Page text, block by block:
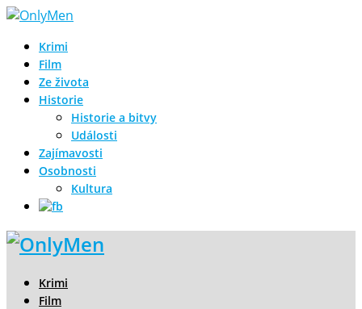
Krimi
Film
Ze života
Historie
Historie a bitvy
Události
Zajímavosti
Osobnosti
Kultura
Krimi
Film